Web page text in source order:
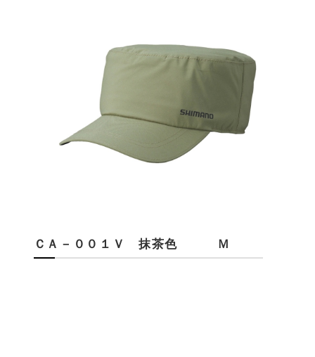
ＣＡ－００１Ｖ 抹茶色 Ｍ